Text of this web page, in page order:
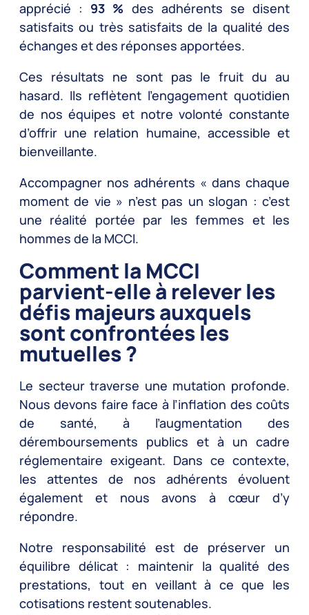
apprécié : 93 % des adhérents se disent
satisfaits ou très satisfaits de la qualité des
échanges et des réponses apportées.
Ces résultats ne sont pas le fruit du au
hasard. Ils reflètent l’engagement quotidien
de nos équipes et notre volonté constante
d’offrir une relation humaine, accessible et
bienveillante.
Accompagner nos adhérents « dans chaque
moment de vie » n’est pas un slogan : c’est
une réalité portée par les femmes et les
hommes de la MCCI.
Comment la MCCI
parvient-elle à relever les
défis majeurs auxquels
sont confrontées les
mutuelles ?
Le secteur traverse une mutation profonde.
Nous devons faire face à l’inflation des coûts
de santé, à l’augmentation des
déremboursements publics et à un cadre
réglementaire exigeant. Dans ce contexte,
les attentes de nos adhérents évoluent
également et nous avons à cœur d’y
répondre.
Notre responsabilité est de préserver un
équilibre délicat : maintenir la qualité des
prestations, tout en veillant à ce que les
cotisations restent soutenables.